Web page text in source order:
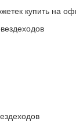
купить на